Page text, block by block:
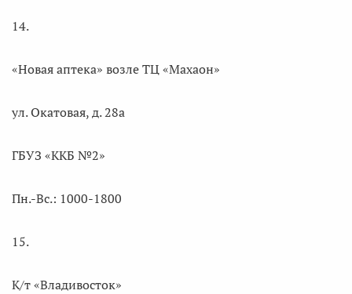
14.
«Новая аптека» возле ТЦ «Махаон»
ул. Окатовая, д. 28а
ГБУЗ «ККБ №2»
Пн.-Вс.: 1000-1800
15.
К/т «Владивосток»